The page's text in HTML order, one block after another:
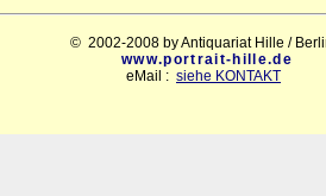
© 2002-2008 by Antiquariat Hille /
www.portrait-hille.de
eMail : siehe KONTAKT